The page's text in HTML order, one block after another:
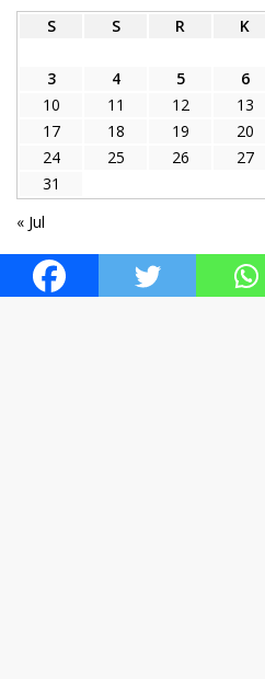
S
S R K
3
4 5 6
10
11 12 13
17
18 19 20
24
25 26 27
31
« Jul